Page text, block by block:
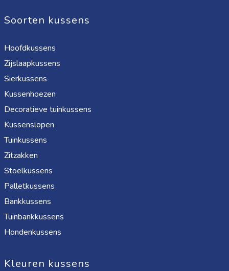
Soorten kussens
Hoofdkussens
Zijslaapkussens
Sierkussens
Kussenhoezen
Decoratieve tuinkussens
Kussenslopen
Tuinkussens
Zitzakken
Stoelkussens
Palletkussens
Bankkussens
Tuinbankkussens
Hondenkussens
Kleuren kussens